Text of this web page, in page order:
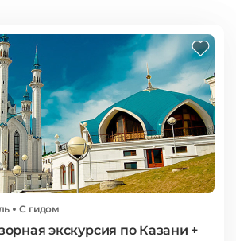
С гидом
экскурсия по Казани +